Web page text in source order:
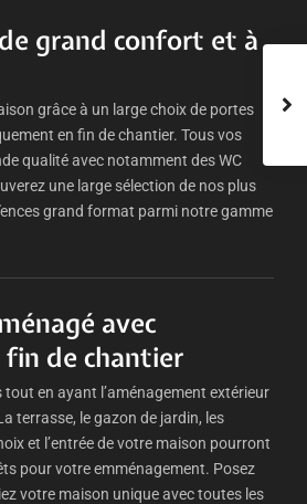
grand confort et à
grâce à un large choix de portes
en fin de chantier. Tous vos
qualité avec notamment des WC
une large sélection de nos plus
grand format parmi notre gamme
avec
de chantier
tout en ayant l’aménagement extérieur
terrasse, le gazon de jardin, les
et l’entrée de votre maison pourront
pour votre emménagement. Posez
votre maison unique avec toutes les